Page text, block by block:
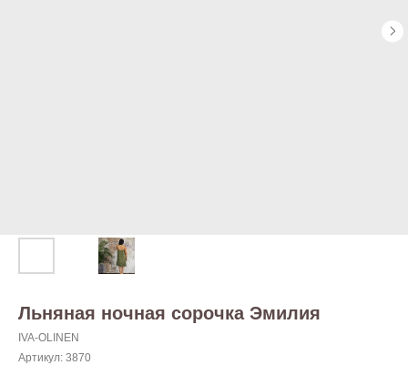
Льняная ночная сорочка Эмилия
IVA-OLINEN
Артикул: 3870